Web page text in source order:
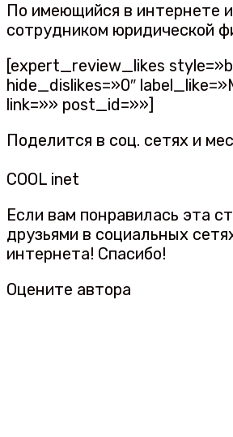
По имеющийся в интернете
сотрудником юридической
[expert_review_likes
hide_dislikes=»0″
link=»» post_id=»»]
Поделится в соц. сетях и
COOL inet
Если вам понравилась эта
друзьями в социальных
интернета! Спасибо!
Оцените автора